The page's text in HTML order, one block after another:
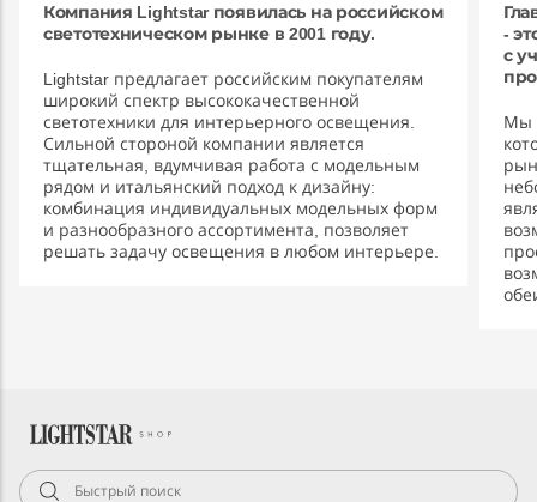
Компания Lightstar появилась на российском
светотехническом рынке в 2001 году.
Lightstar предлагает российским покупателям
широкий спектр высококачественной
светотехники для интерьерного освещения.
Сильной стороной компании является
тщательная, вдумчивая работа с модельным
рядом и итальянский подход к дизайну:
комбинация индивидуальных модельных форм
и разнообразного ассортимента, позволяет
решать задачу освещения в любом интерьере.
-
с
Мы